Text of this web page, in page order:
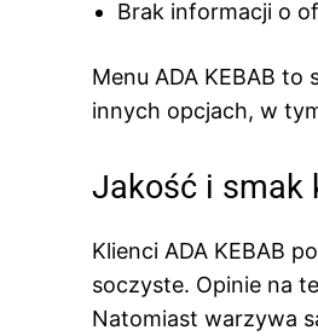
Brak informacji o
Menu ADA KEBAB
innych opcjach, w
Jakość i smak
Klienci ADA KEBAB
soczyste. Opinie na
Natomiast warzywa